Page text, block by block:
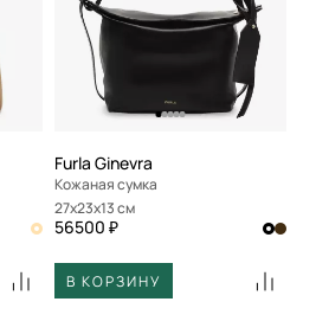
Furla Ginevra
Кожаная сумка
27x23x13 см
56500 ₽
В КОРЗИНУ